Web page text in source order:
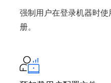
强制用户在登录机器时
册。